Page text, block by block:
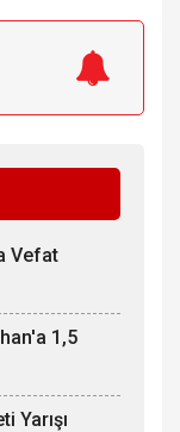
Vefat
1,5
Yarışı